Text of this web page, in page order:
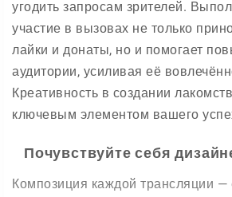
угодить запросам зрителей.
участие в вызовах не только
лайки и донаты, но и помогает
аудитории, усиливая её
Креативность в создании
ключевым элементом вашего
Почувствуйте себя
Композиция каждой трансляции